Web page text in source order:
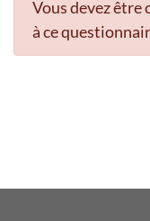
Vous devez
à ce